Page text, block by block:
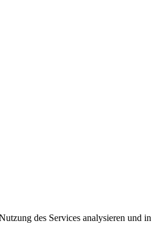
des Services analysieren und in